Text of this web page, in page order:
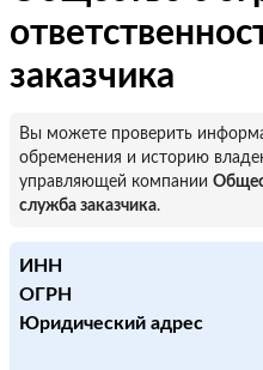
заказчика
Вы можете проверить
обременения и историю
управляющей компании
служба заказчика.
ИНН
ОГРН
Юридический адрес